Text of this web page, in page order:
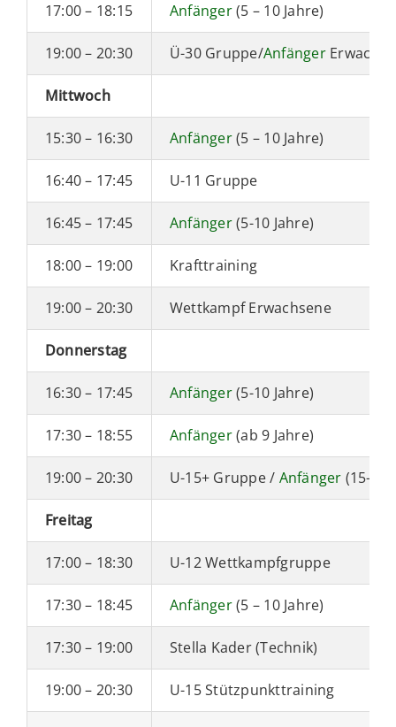
17:00 – 18:15 Anfänger(5 – 10 Jahre)
19:00 – 20:30 Ü-30 Gruppe/Anfänger
Mittwoch
15:30 – 16:30 Anfänger(5 – 10 Jahre)
16:40 – 17:45 U-11 Gruppe
16:45 – 17:45 Anfänger(5-10 Jahre)
18:00 – 19:00 Krafttraining
19:00 – 20:30 Wettkampf Erwachsene
Donnerstag
16:30 – 17:45 Anfänger(5-10 Jahre)
17:30 – 18:55 Anfänger(ab 9 Jahre)
19:00 – 20:30 U-15+ Gruppe / Anfänger (15-23
Freitag
17:00 – 18:30 U-12 Wettkampfgruppe
17:30 – 18:45 Anfänger(5 – 10 Jahre)
17:30 – 19:00 Stella Kader (Technik)
19:00 – 20:30 U-15 Stützpunkttraining